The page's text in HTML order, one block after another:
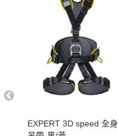
EXPERT 3D speed 全身